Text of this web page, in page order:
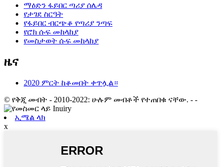
ማዕድን ፋይበር ጣሪያ ሰሌዳ
የታገደ ስርዓት
የፋይበር ብርጭቆ የጣሪያ ንጣፍ
የሮክ ሱፍ መከላከያ
የመስታወት ሱፍ መከላከያ
ዜና
2020 ምርት ከቆመበት ቀጥሏል።
© የቅጂ መብት - 2010-2022: ሁሉም መብቶች የተጠበቁ ናቸው. - -
ኢሜል ላክ
x